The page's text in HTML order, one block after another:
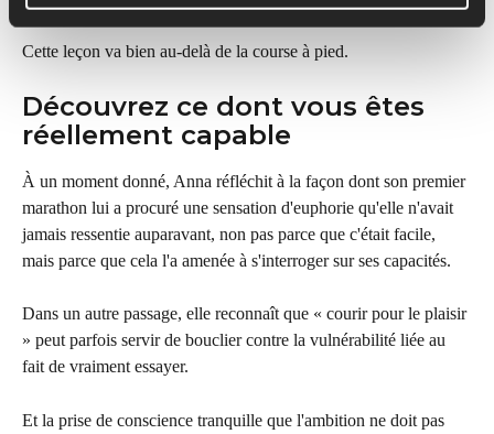
Cette leçon va bien au-delà de la course à pied.
Découvrez ce dont vous êtes
réellement capable
À un moment donné, Anna réfléchit à la façon dont son premier
marathon lui a procuré une sensation d'euphorie qu'elle n'avait
jamais ressentie auparavant, non pas parce que c'était facile,
mais parce que cela l'a amenée à s'interroger sur ses capacités.
Dans un autre passage, elle reconnaît que « courir pour le plaisir
» peut parfois servir de bouclier contre la vulnérabilité liée au
fait de vraiment essayer.
Et la prise de conscience tranquille que l'ambition ne doit pas